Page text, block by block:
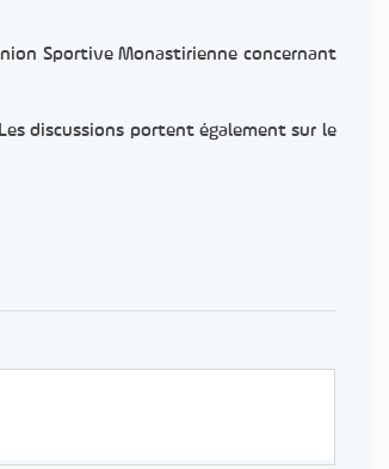
Sportive Monastirienne concernant
discussions portent également sur le